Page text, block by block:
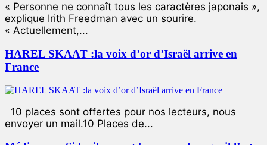
« Personne ne connaît tous les caractères japonais »,
explique Irith Freedman avec un sourire.
« Actuellement,...
HAREL SKAAT :la voix d’or d’Israël arrive en
France
10 places sont offertes pour nos lecteurs, nous
envoyer un mail.10 Places de...